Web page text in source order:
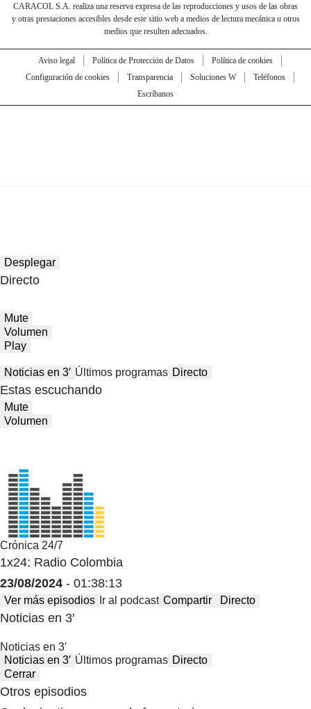
CARACOL S.A. realiza una reserva expresa de las reproducciones y usos de las obras
y otras prestaciones accesibles desde este sitio web a medios de lectura mecánica u otros
medios que resulten adecuados.
Aviso legal Política de Protección de Datos
Política de cookies
Configuración de cookies
Transparencia Soluciones W
Teléfonos
Escríbanos
Desplegar
Directo
Mute
Volumen
Play
Noticias en 3′ Últimos programas Directo
Estas escuchando
Mute
Volumen
Crónica 24/7
1x24: Radio Colombia
23/08/2024 - 01:38:13
Ver más episodios Ir al podcast Compartir Directo
Noticias en 3′
Noticias en 3′
Noticias en 3′ Últimos programas Directo
Cerrar
Otros episodios